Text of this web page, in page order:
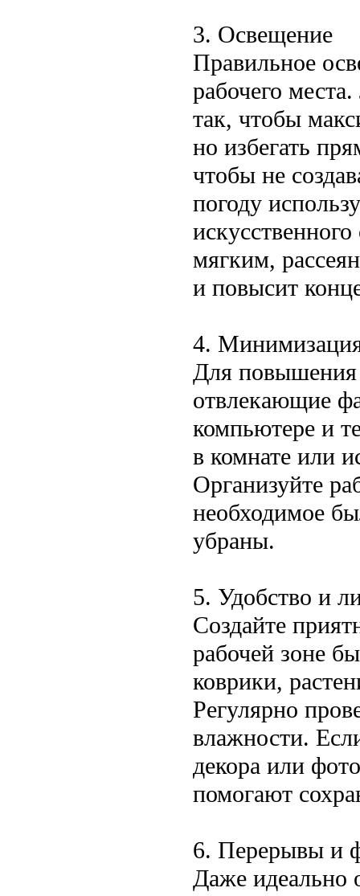
3. Освещение
Правильное
рабочего
так, чтобы
но избегать
чтобы не
погоду
мягким,
и повысит
4.
Для повышения
отвлекающие
компьютере и
в комнате или
Организуйте
необходимое
убраны.
5. Удобство и
Создайте
рабочей зоне
коврики,
Регулярно
влажности.
декора или
помогают
6. Перерывы и
Даже идеально